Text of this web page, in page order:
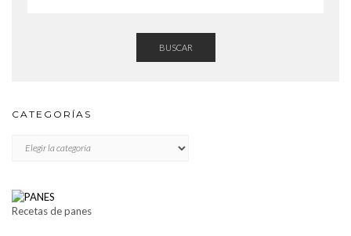
BUSCAR
CATEGORÍAS
Recetas de panes